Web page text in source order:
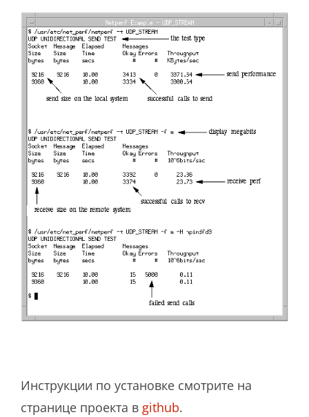
Инструкции по установке смотрите на
странице проекта в github.